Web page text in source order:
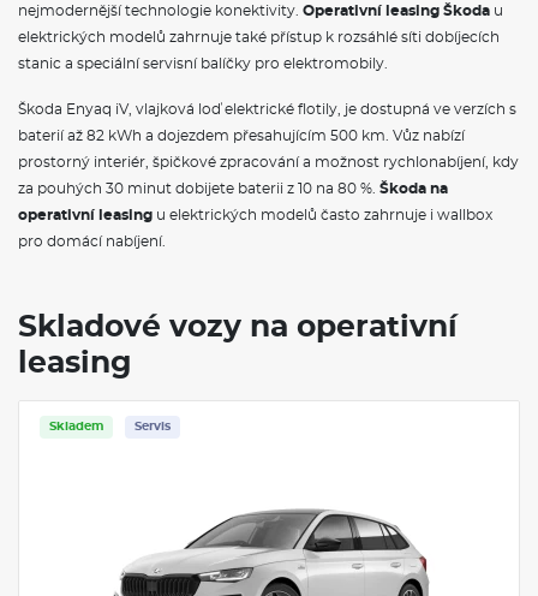
Dekorační vložky
Dvouzónový CLIMATRONIC
Ozdobné lišty standardní
Vnější zpětné zrcátko vlevo, konvexní
LED hlavní světlomety
Stěrač zadního okna s ostřikovačem a stupňovým intervalem
stírání
Dlouhé sklo včetně spoileru
Komfortní otevírání víka zavazadlového prostoru (virtuální
Zpětná zrcátka pro barvu černá Magic
Zadní skupinové světlo LED, ukazatel směru animovaný,
speciální design
Kryty pro kola z lehké slitiny
Bezpečnostní šrouby kol
Kola z lehké slitiny Propus Aero 6,5J x 17" ET40 černá leštěná
Sportovní multifunkční kožený vyhřívaný volant pro DSG s
Bederní opěra, ručně nastavitelná, v opěradlech předních
Potahy sedadel látka
nejmodernější technologie konektivity. Operativní leasing Škoda u
elektrických modelů zahrnuje také přístup k rozsáhlé síti dobíjecích
stanic a speciální servisní balíčky pro elektromobily.
Škoda Enyaq iV, vlajková loď elektrické flotily, je dostupná ve verzích s
baterií až 82 kWh a dojezdem přesahujícím 500 km. Vůz nabízí
prostorný interiér, špičkové zpracování a možnost rychlonabíjení, kdy
za pouhých 30 minut dobijete baterii z 10 na 80 %. Škoda na
operativní leasing u elektrických modelů často zahrnuje i wallbox
pro domácí nabíjení.
Skladové vozy na operativní
leasing
Skladem Servis